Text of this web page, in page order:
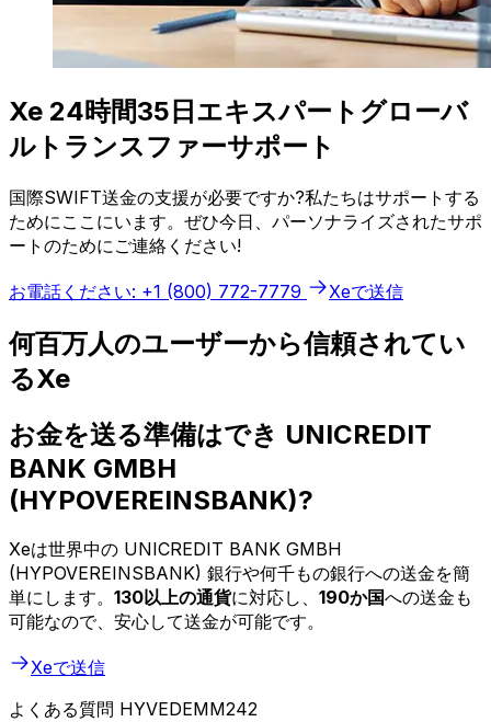
Xe 24時間35日エキスパートグローバ
ルトランスファーサポート
国際SWIFT送金の支援が必要ですか?私たちはサポートする
ためにここにいます。ぜひ今日、パーソナライズされたサポ
ートのためにご連絡ください!
お電話ください: +1 (800) 772-7779 Xeで送信
何百万人のユーザーから信頼されてい
るXe
お金を送る準備はでき UNICREDIT
BANK GMBH
(HYPOVEREINSBANK)?
Xeは世界中の UNICREDIT BANK GMBH
(HYPOVEREINSBANK) 銀行や何千もの銀行への送金を簡
単にします。 130以上の通貨に対応し、 190か国への送金も
可能なので、安心して送金が可能です。
Xeで送信
よくある質問 HYVEDEMM242